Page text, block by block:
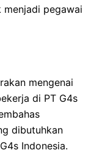
pegawai
mengenai
di PT G4s
dibutuhkan
Indonesia.